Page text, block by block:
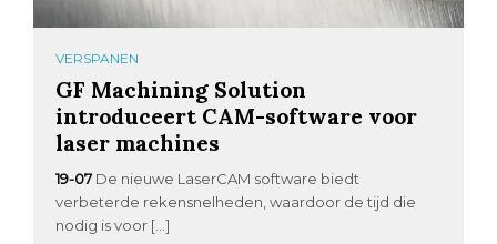
VERSPANEN
GF Machining Solution
introduceert CAM-software voor
laser machines
19-07 De nieuwe LaserCAM software biedt
verbeterde rekensnelheden, waardoor de tijd die
nodig is voor […]